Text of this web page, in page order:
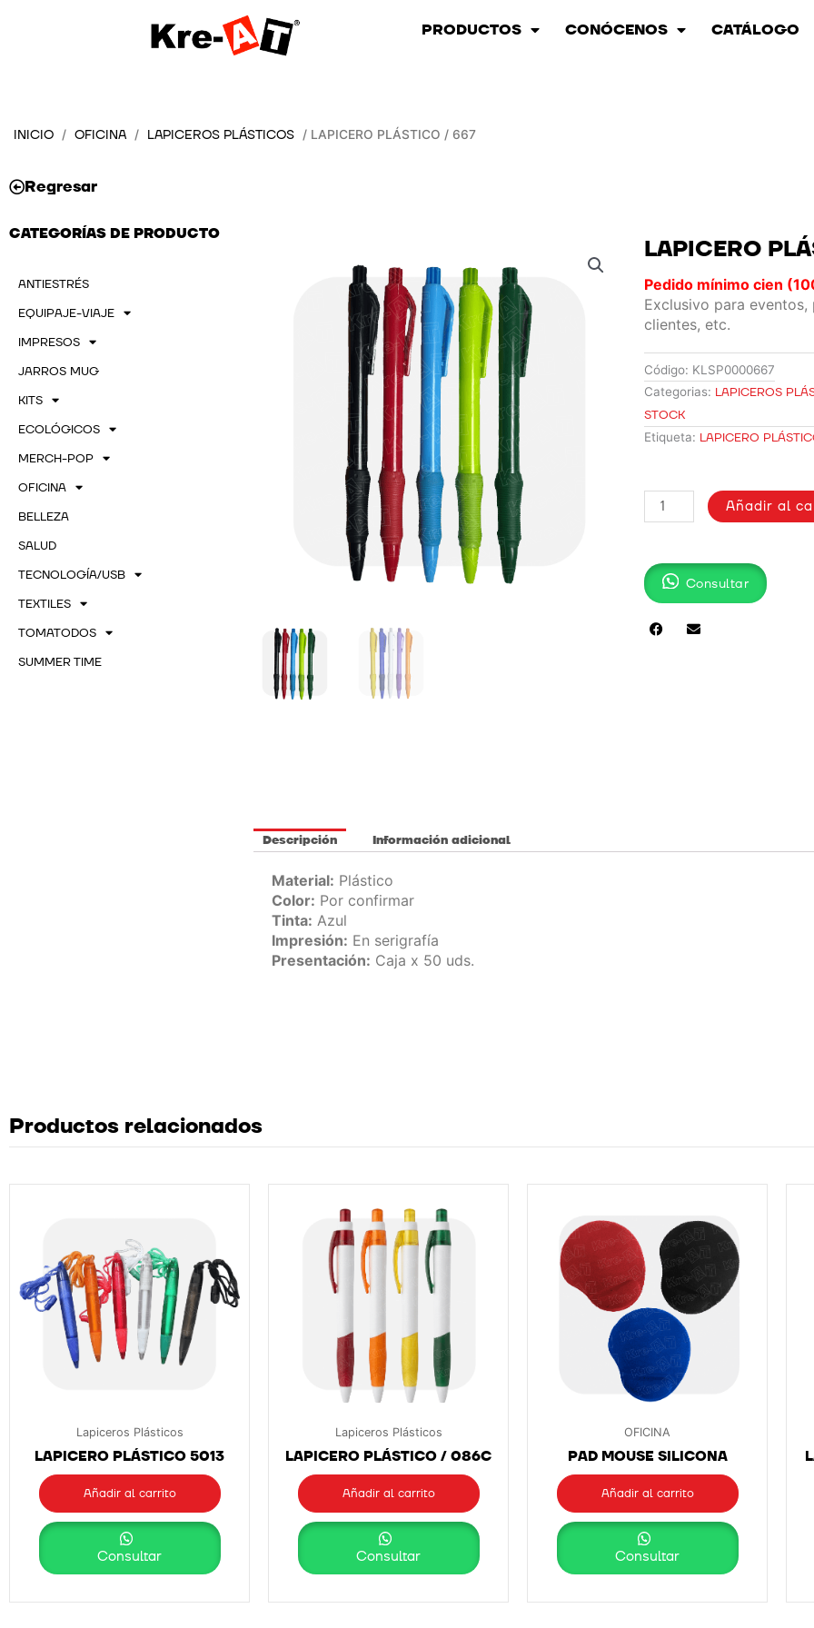
PRODUCTOS CONÓCENOS CATÁLOGO
INICIO / OFICINA / LAPICEROS PLÁSTICOS / LAPICERO PLÁSTICO / 667
Regresar
CATEGORÍAS DE PRODUCTO
ANTIESTRÉS
EQUIPAJE-VIAJE
IMPRESOS
JARROS MUG
KITS
ECOLÓGICOS
MERCH-POP
OFICINA
BELLEZA
SALUD
TECNOLOGÍA/USB
TEXTILES
TOMATODOS
SUMMER TIME
LAPICERO
Pedido mínimo cien
Exclusivo para
clientes, etc.
Código: KLSP0000667
Categorias: LAPICEROS
STOCK
Etiqueta: LAPICERO
LAPICERO
PLÁSTICO
cantidad
Añadir al
Consultar
Descripción Información adicional
Material: Plástico
Color: Por confirmar
Tinta: Azul
Impresión: En serigrafía
Presentación: Caja x 50 uds.
Productos relacionados
Lapiceros Plásticos
LAPICERO PLÁSTICO 5013
Añadir al carrito
Consultar
Lapiceros Plásticos
LAPICERO PLÁSTICO / 086C
Añadir al carrito
Consultar
OFICINA
PAD MOUSE SILICONA
Añadir al carrito
Consultar